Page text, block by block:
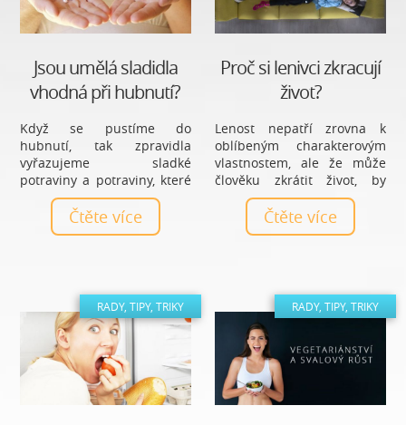
Jsou umělá sladidla
vhodná při hubnutí?
Když se pustíme do
hubnutí, tak zpravidla
vyřazujeme sladké
potraviny a potraviny, které
obsahují bílý cukr. Chvíli to
zvládáme, ale pak nám
začne cukr a sladká chuť
sladkou chuť navodí. Jsou
ale tyto sladidla vhodná pro
hubnutí?
Čtěte více
Proč si lenivci zkracují
život?
Lenost nepatří zrovna k
oblíbeným charakterovým
vlastnostem, ale že může
člověku zkrátit život, by
mělo být velkým varováním
pro každého lenivce!
Čtěte více
RADY, TIPY, TRIKY RADY, TIPY, TRIKY